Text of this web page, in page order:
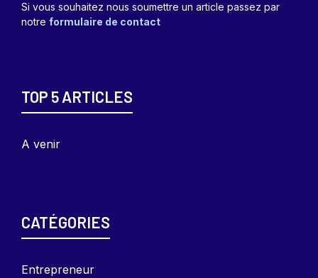
Si vous souhaitez nous soumettre un article passez par
notre formulaire de contact
TOP 5 ARTICLES
A venir
CATÉGORIES
Entrepreneur